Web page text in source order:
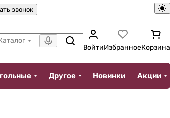
звонок
ВойтиИзбранноеКорзина
Другое Новинки Акции